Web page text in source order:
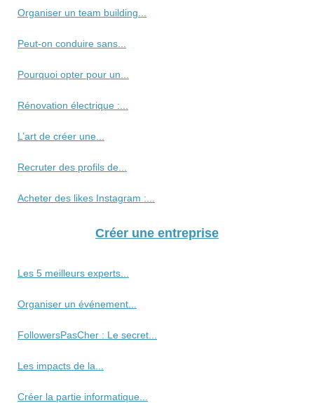
Organiser un team building...
Peut-on conduire sans...
Pourquoi opter pour un...
Rénovation électrique :...
L’art de créer une...
Recruter des profils de...
Acheter des likes Instagram :...
Créer une entreprise
Les 5 meilleurs experts...
Organiser un événement...
FollowersPasCher : Le secret...
Les impacts de la...
Créer la partie informatique...